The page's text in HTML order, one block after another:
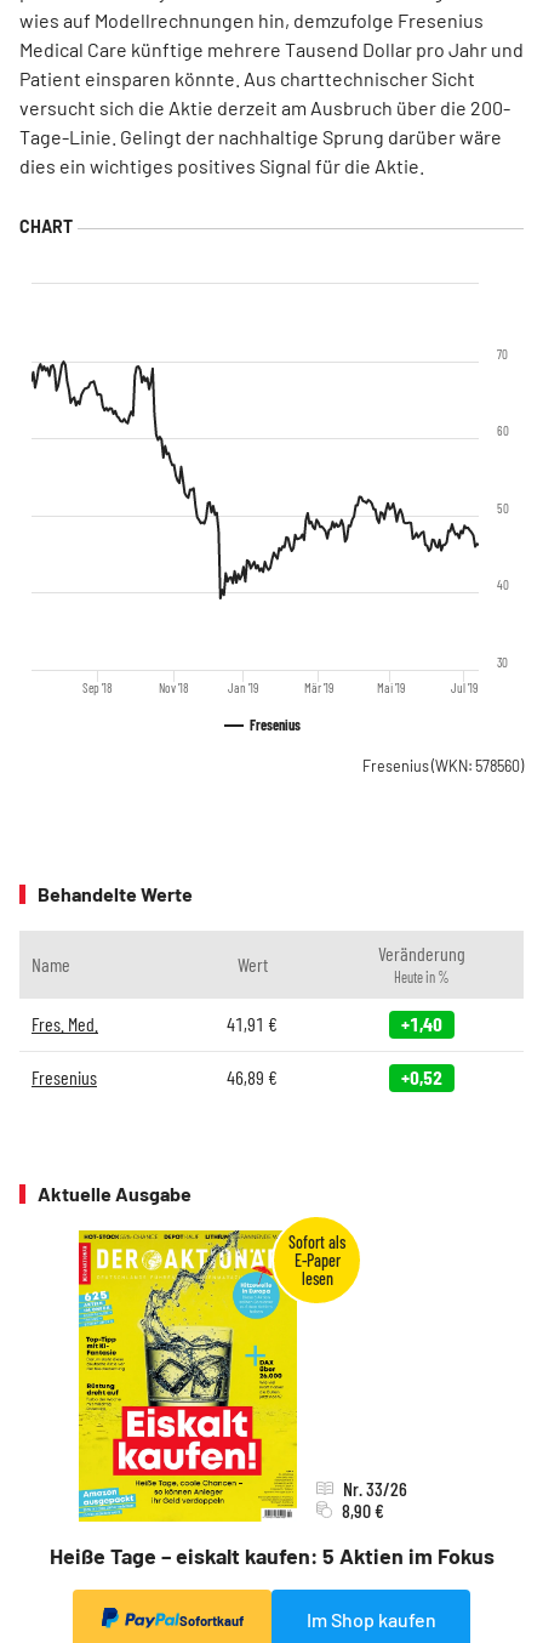
wies auf Modellrechnungen hin, demzufolge Fresenius
Medical Care künftige mehrere Tausend Dollar pro Jahr und
Patient einsparen könnte. Aus charttechnischer Sicht
versucht sich die Aktie derzeit am Ausbruch über die 200-
Tage-Linie. Gelingt der nachhaltige Sprung darüber wäre
dies ein wichtiges positives Signal für die Aktie.
Fresenius
Sep '18 Nov '18 Jan '19 Mär '19 Mai '19 Jul '19
30
40
50
60
70
Fresenius(WKN: 578560)
Behandelte Werte
Name Wert Veränderung
Heute in %
Fres. Med. 41,91 € +1,40
Fresenius 46,89 € +0,52
Aktuelle Ausgabe
Heiße Tage – eiskalt kaufen: 5 Aktien im Fokus
Nr. 33/26
8,90 €
Sofortkauf Im Shop kaufen